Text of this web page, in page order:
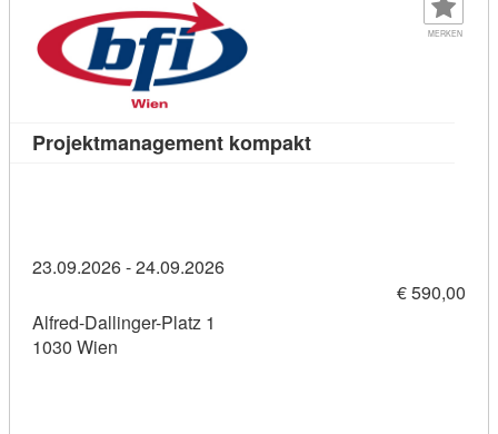
MERKEN
Projektmanagement kompaktKursdetail:
23.09.2026 - 24.09.2026
€ 590,00
Alfred-Dallinger-Platz 1
1030 Wien